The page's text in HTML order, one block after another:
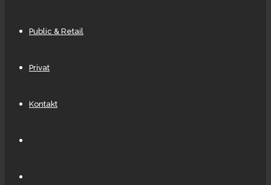
Public & Retail
Privat
Kontakt